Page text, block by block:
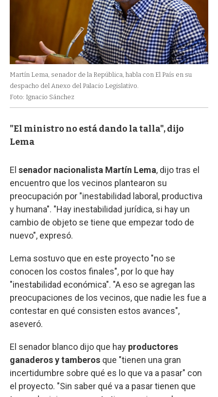
Martín Lema, senador de la República, habla con El País en su
despacho del Anexo del Palacio Legislativo.
Foto: Ignacio Sánchez
"El ministro no está dando la talla", dijo
Lema
El senador nacionalista Martín Lema, dijo tras el
encuentro que los vecinos plantearon su
preocupación por "inestabilidad laboral, productiva
y humana". "Hay inestabilidad jurídica, si hay un
cambio de objeto se tiene que empezar todo de
nuevo", expresó.
Lema sostuvo que en este proyecto "no se
conocen los costos finales", por lo que hay
"inestabilidad económica". "A eso se agregan las
preocupaciones de los vecinos, que nadie les fue a
contestar en qué consisten estos avances",
aseveró.
El senador blanco dijo que hay productores
ganaderos y tamberos que "tienen una gran
incertidumbre sobre qué es lo que va a pasar" con
el proyecto. "Sin saber qué va a pasar tienen que